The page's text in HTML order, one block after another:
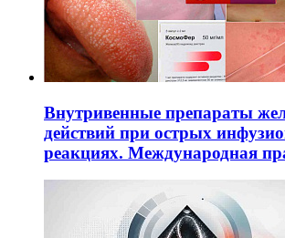
Внутривенные препараты
действий при острых
реакциях. Международная